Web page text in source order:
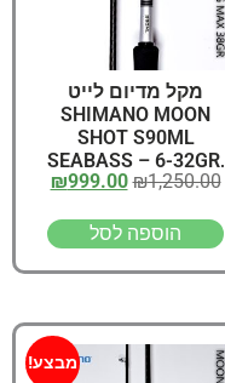
מקל מדיום לייט
SHIMANO MOON
SHOT S90ML
SEABASS – 6-32GR,
JIG MAX 38GR
₪1,250.00
₪999.00
הוספה לסל
מבצע!